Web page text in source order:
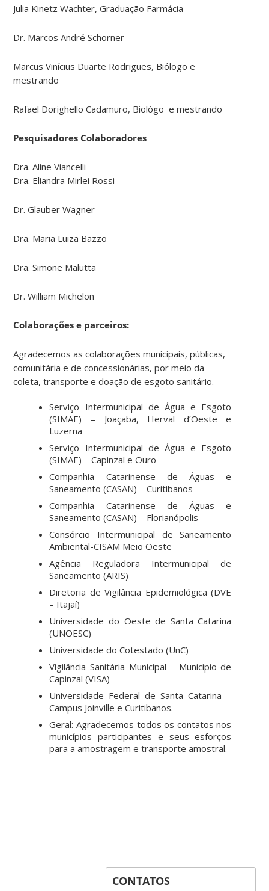
Julia Kinetz Wachter, Graduação Farmácia
Dr. Marcos André Schörner
Marcus Vinícius Duarte Rodrigues, Biólogo e
mestrando
Rafael Dorighello Cadamuro, Biológo e mestrando
Pesquisadores Colaboradores
Dra. Aline Viancelli
Dra. Eliandra Mirlei Rossi
Dr. Glauber Wagner
Dra. Maria Luiza Bazzo
Dra. Simone Malutta
Dr. William Michelon
Colaborações e parceiros:
Agradecemos as colaborações municipais, públicas,
comunitária e de concessionárias, por meio da
coleta, transporte e doação de esgoto sanitário.
Serviço Intermunicipal de Água e Esgoto
(SIMAE) – Joaçaba, Herval d’Oeste e
Luzerna
Serviço Intermunicipal de Água e Esgoto
(SIMAE) – Capinzal e Ouro
Companhia Catarinense de Águas e
Saneamento (CASAN) – Curitibanos
Companhia Catarinense de Águas e
Saneamento (CASAN) – Florianópolis
Consórcio Intermunicipal de Saneamento
Ambiental-CISAM Meio Oeste
Agência Reguladora Intermunicipal de
Saneamento (ARIS)
Diretoria de Vigilância Epidemiológica (DVE
– Itajaí)
Universidade do Oeste de Santa Catarina
(UNOESC)
Universidade do Cotestado (UnC)
Vigilância Sanitária Municipal – Município de
Capinzal (VISA)
Universidade Federal de Santa Catarina –
Campus Joinville e Curitibanos.
Geral: Agradecemos todos os contatos nos
municípios participantes e seus esforços
para a amostragem e transporte amostral.
CONTATOS